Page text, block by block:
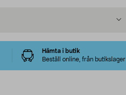
Hämta i butik
Beställ online, från butikslager